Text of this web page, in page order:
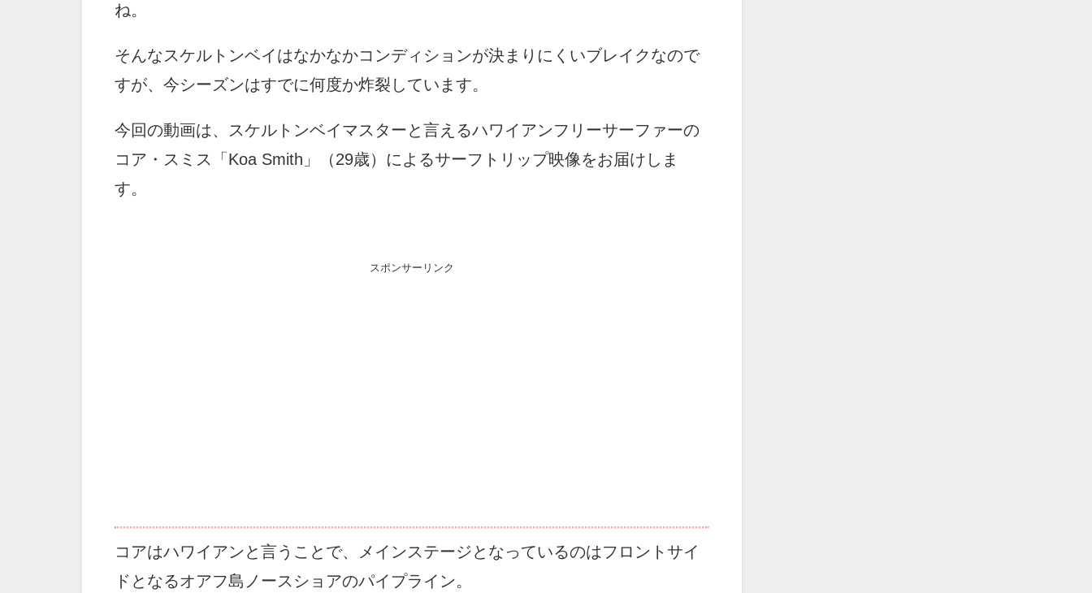
ね。
そんなスケルトンベイはなかなかコンディションが決まりにくいブレイクなので
すが、今シーズンはすでに何度か炸裂しています。
今回の動画は、スケルトンベイマスターと言えるハワイアンフリーサーファーの
コア・スミス「Koa Smith」（29歳）によるサーフトリップ映像をお届けしま
す。
スポンサーリンク
コアはハワイアンと言うことで、メインステージとなっているのはフロントサイ
ドとなるオアフ島ノースショアのパイプライン。